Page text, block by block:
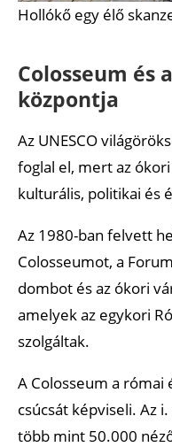
Hollókő egy élő
Colosseum és
központja
Az UNESCO
foglal el, mert az
kulturális, politikai és
Az 1980-ban felvett
Colosseumot, a
dombot és az ókori
amelyek az egykori
szolgáltak.
A Colosseum a
csúcsát képviseli. Az
több mint 50.000